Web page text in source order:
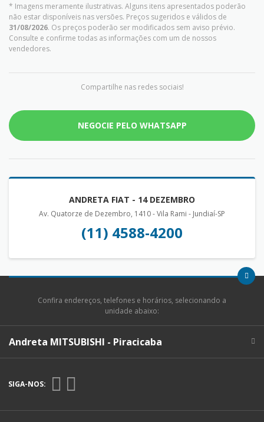
* Imagens meramente ilustrativas. Alguns itens apresentados poderão
não estar disponíveis nas versões. Preços sugeridos e válidos de
31/08/2026. Os preços poderão ser modificados sem aviso prévio.
Consulte e confirme todas as informações com um de nossos
vendedores.
Compartilhe nas redes sociais!
NEGOCIE PELO WHATSAPP
ANDRETA FIAT - 14 DEZEMBRO
Av. Quatorze de Dezembro, 1410 - Vila Rami - Jundiaí-SP
(11) 4588-4200
Confira endereços, telefones e horários, selecionando a
unidade abaixo:
Andreta MITSUBISHI - Piracicaba
SIGA-NOS: